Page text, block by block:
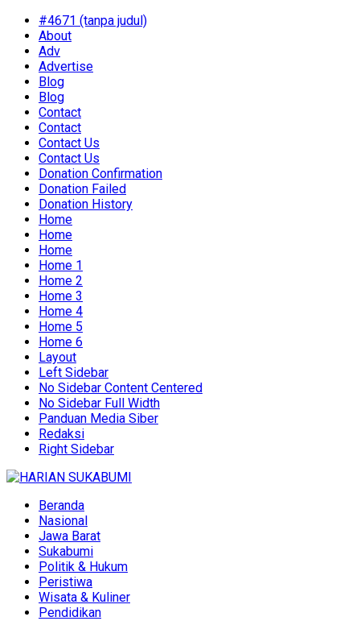
#4671 (tanpa judul)
About
Adv
Advertise
Blog
Blog
Contact
Contact
Contact Us
Contact Us
Donation Confirmation
Donation Failed
Donation History
Home
Home
Home
Home 1
Home 2
Home 3
Home 4
Home 5
Home 6
Layout
Left Sidebar
No Sidebar Content Centered
No Sidebar Full Width
Panduan Media Siber
Redaksi
Right Sidebar
Beranda
Nasional
Jawa Barat
Sukabumi
Politik & Hukum
Peristiwa
Wisata & Kuliner
Pendidikan